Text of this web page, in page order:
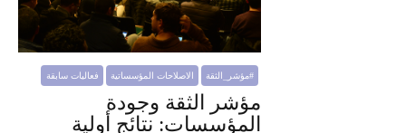
#مؤشر_الثقة الاصلاحات المؤسساتية فعاليات سابقة
مؤشر الثقة وجودة
المؤسسات: نتائج أولية